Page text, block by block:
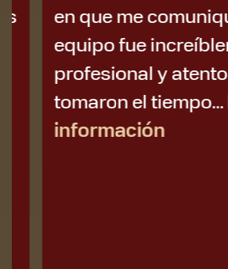
en que me comuniqué,
equipo fue
profesional y atento. Se
tomaron el tiempo...
información